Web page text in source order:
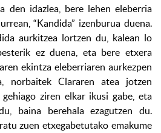
den idazlea, bere lehen eleberria
“Kandida” izenburua duena.
aurkitzea lortzen du, kalean lo
ez duena, eta bere etxera
ekintza eleberriaren aurkezpen
norbaitek Clararen atea jotzen
ziren elkar ikusi gabe, eta
baina berehala ezagutzen du.
zuen etxegabetutako emakume